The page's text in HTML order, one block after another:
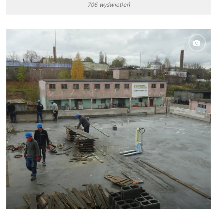
706 wyświetleń